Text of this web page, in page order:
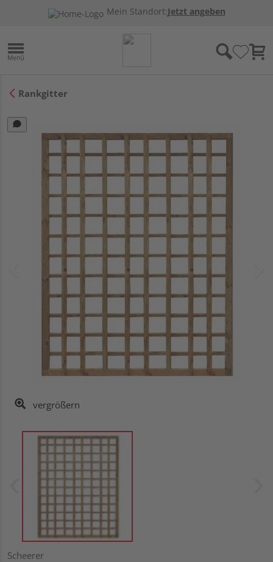
Mein Standort:Jetzt angeben
Rankgitter
vergrößern
Scheerer